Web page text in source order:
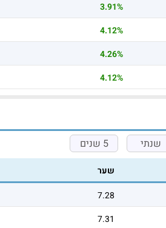
3.91%
4.12%
4.26%
4.12%
שנתי 5 שנים
שער
7.28
7.31